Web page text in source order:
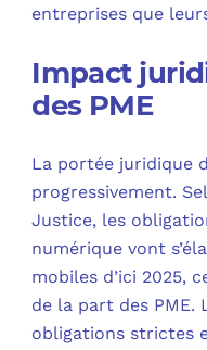
entreprises que
Impact
des PME
La portée juridique
progressivement.
Justice, les
numérique vont
mobiles d’ici 2025,
de la part des PME.
obligations strictes